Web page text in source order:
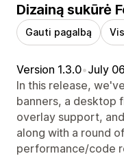
Dizainą sukūrė
Gauti pagalbą
Version 1.3.0•July
In this release,
banners, a desktop
overlay support,
along with a round
performance/code